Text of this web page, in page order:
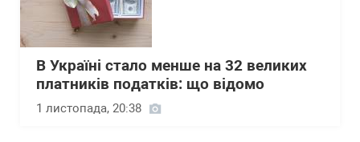
В Україні стало менше на 32 великих
платників податків: що відомо
1 листопада, 20:38